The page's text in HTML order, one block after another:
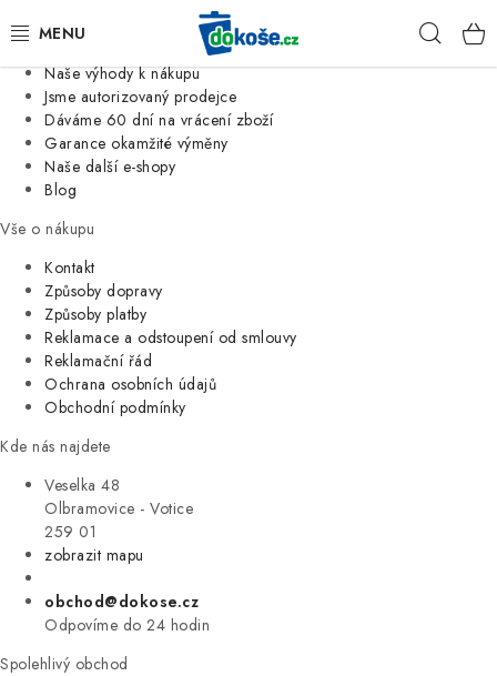
Jsme tradiční česká firma
Naše výhody k nákupu
Jsme autorizovaný prodejce
Dáváme 60 dní na vrácení zboží
Garance okamžité výměny
Naše další e-shopy
Blog
Vše o nákupu
Kontakt
Způsoby dopravy
Způsoby platby
Reklamace a odstoupení od smlouvy
Reklamační řád
Ochrana osobních údajů
Obchodní podmínky
Kde nás najdete
Veselka 48
Olbramovice - Votice
259 01
zobrazit mapu
obchod@dokose.cz
Odpovíme do 24 hodin
Spolehlivý obchod
KOŠE
SÁČKY
KUCHYNĚ
ORGANIZACE
DOMÁCNOST
ÚKLID
VÝPRODEJ
ZNAČKY
Úvod Kontakt Blog
Moje objednávka